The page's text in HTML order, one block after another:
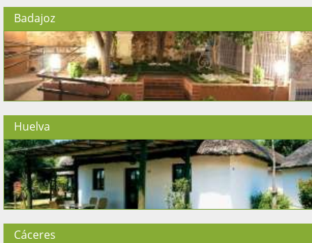
Badajoz
Huelva
Cáceres